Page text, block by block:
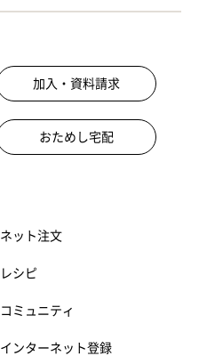
加入・資料請求
おためし宅配
ネット注文
レシピ
コミュニティ
インターネット登録